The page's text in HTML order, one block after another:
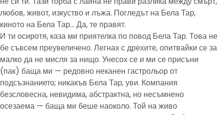
любов, живот, изкуство и лъжа. Погледът на Бела Тар,
киното на Бела Тар… Да, те правят.
И ти осиротя, каза ми приятелка по повод Бела Тар. Това не
бе съвсем преувеличено. Легнах с дрехите, опитвайки се за
малко да не мисля за нищо. Унесох се и ми се присъни
(пак) баща ми — редовно неканен гастрольор от
подсъзнанието; никакъв Бела Тар, уви. Компания
безсловесна, невидима, абстрактна, но несъмнено
осезаема — баща ми беше наоколо. Той на живо